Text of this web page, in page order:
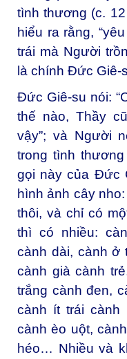
tình thương (c.
hiểu ra rằng,
trái mà Người
là chính Đức Giê-
Đức Giê-su nói:
thế nào, Thầy
vậy”; và Người
trong tình
gọi này của Đức
hình ảnh cây
thôi, và chỉ có
thì có nhiều:
cành dài, cành ở
cành già cành
trắng cành đen,
cành ít trái cành
cành èo uột,
héo… Nhiều và